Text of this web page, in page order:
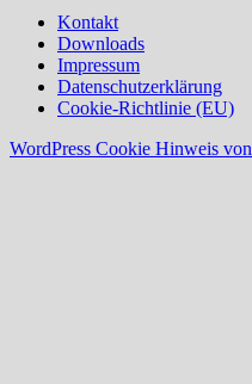
Kontakt
Downloads
Impressum
Datenschutzerklärung
Cookie-Richtlinie (EU)
WordPress Cookie Hinweis